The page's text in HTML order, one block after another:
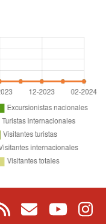
RSS E-Mail Youtube